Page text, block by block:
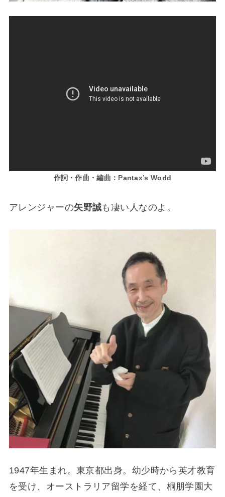
作詞・作曲・編曲：Pantax’s World
アレンジャーの矢野誠も凄い人なのよ。
1947年生まれ。東京都出身。幼少時から英才教育
を受け、オーストラリア留学を経て、桐朋学園大